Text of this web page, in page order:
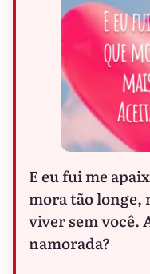
E eu fui me
mora tão longe,
viver sem você.
namorada?